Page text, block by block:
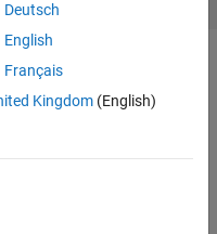
Deutsch
English
Français
Kingdom(English)